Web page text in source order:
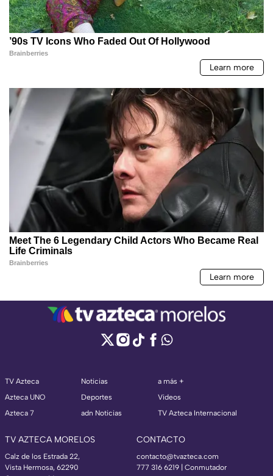
TV Azteca
Azteca UNO
Azteca 7
Noticias
Deportes
adn Noticias
a más +
Videos
TV Azteca Internacional
TV AZTECA MORELOS
Calz de los Estrada 22,
Vista Hermosa, 62290
CONTACTO
contacto@tvazteca.com
777 316 6219 | Conmutador